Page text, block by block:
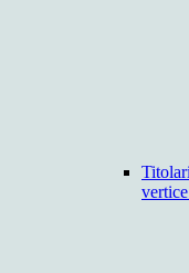
vertice